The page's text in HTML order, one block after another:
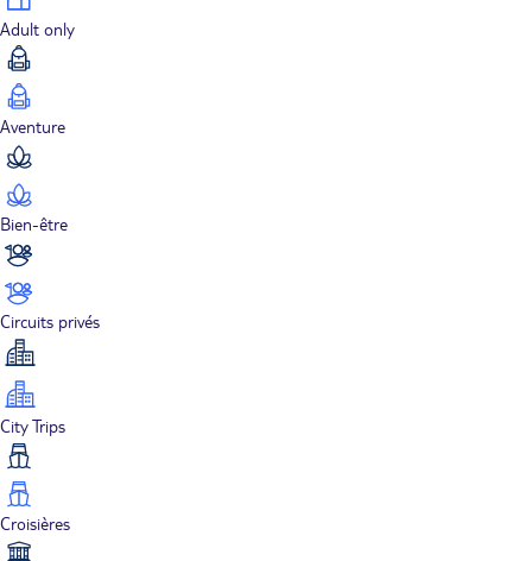
Adult only
Aventure
Bien-être
Circuits privés
City Trips
Croisières